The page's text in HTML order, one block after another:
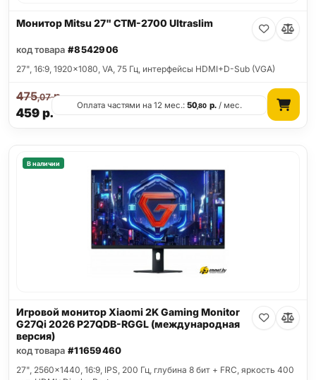
Монитор Mitsu 27" CTM-2700 Ultraslim
код товара #8542906
27", 16:9, 1920x1080, VA, 75 Гц, интерфейсы HDMI+D-Sub (VGA)
459р.
475,07р.
Оплата частями на 12 мес.:50,80 р./ мес.
В наличии
Игровой монитор Xiaomi 2K Gaming Monitor
G27Qi 2026 P27QDB-RGGL (международная
версия)
код товара #11659460
27", 2560x1440, 16:9, IPS, 200 Гц, глубина 8 бит + FRC, яркость 400